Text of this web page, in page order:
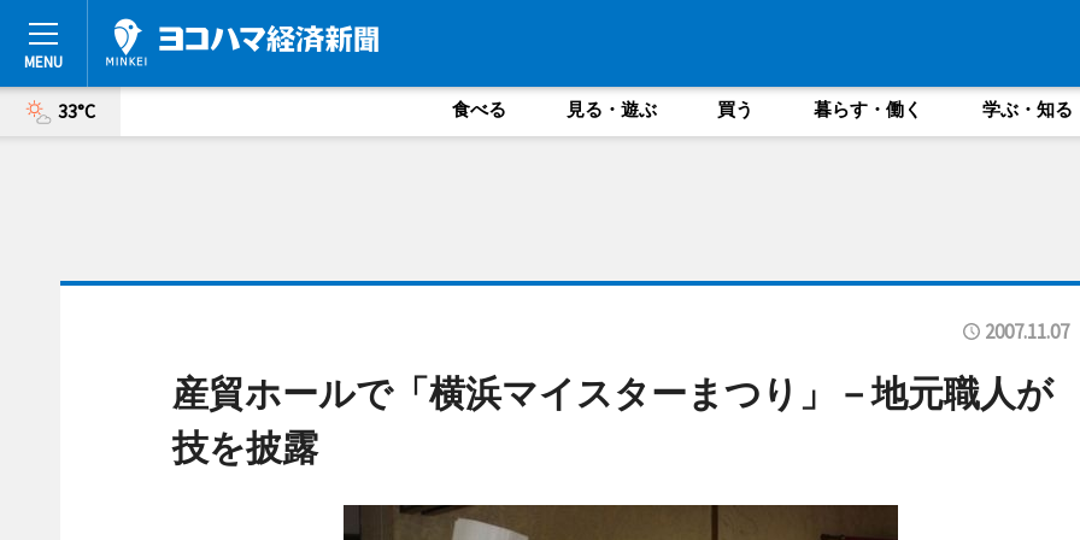
33°C 食べる 見る・遊ぶ 買う 暮らす・働く 学ぶ・知る
2007.11.07
産貿ホールで「横浜マイスターまつり」－地元職人が
技を披露